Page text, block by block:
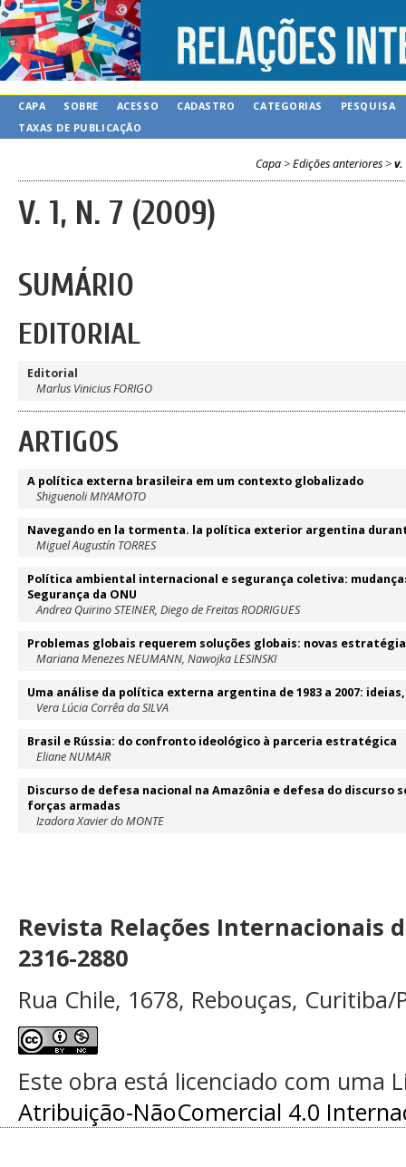
CAPA SOBRE ACESSO CADASTRO CATEGORIAS
PESQUISA
TAXAS DE PUBLICAÇÃO
Capa >Edições anteriores >v.
V. 1, N. 7 (2009)
SUMÁRIO
EDITORIAL
Editorial
Marlus Vinicius FORIGO
ARTIGOS
A política externa brasileira em um contexto globalizado
Shiguenoli MIYAMOTO
Navegando en la tormenta. la política exterior argentina
Miguel Augustín TORRES
Política ambiental internacional e segurança coletiva:
Segurança da ONU
Andrea Quirino STEINER, Diego de Freitas RODRIGUES
Problemas globais requerem soluções globais: novas
Mariana Menezes NEUMANN, Nawojka LESINSKI
Uma análise da política externa argentina de 1983 a 2007:
Vera Lúcia Corrêa da SILVA
Brasil e Rússia: do confronto ideológico à parceria estratégica
Eliane NUMAIR
Discurso de defesa nacional na Amazônia e defesa do discurso
forças armadas
Izadora Xavier do MONTE
Revista Relações Internacionais
2316-2880
Rua Chile, 1678, Rebouças, Curitiba/
Este obra está licenciado com uma
Atribuição-NãoComercial 4.0